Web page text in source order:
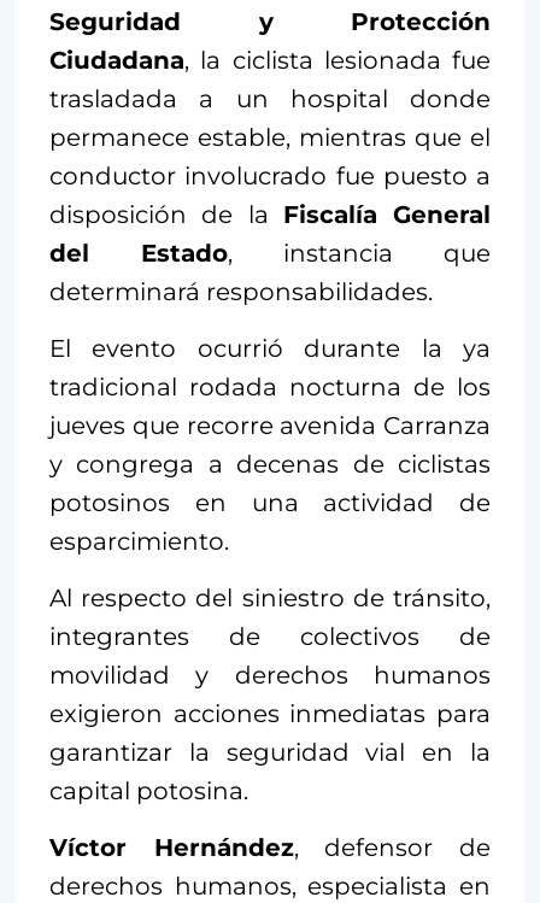
Seguridad y Protección
Ciudadana, la ciclista lesionada fue
trasladada a un hospital donde
permanece estable, mientras que el
conductor involucrado fue puesto a
disposición de la Fiscalía General
del Estado, instancia que
determinará responsabilidades.
El evento ocurrió durante la ya
tradicional rodada nocturna de los
jueves que recorre avenida Carranza
y congrega a decenas de ciclistas
potosinos en una actividad de
esparcimiento.
Al respecto del siniestro de tránsito,
integrantes de colectivos de
movilidad y derechos humanos
exigieron acciones inmediatas para
garantizar la seguridad vial en la
capital potosina.
Víctor Hernández, defensor de
derechos humanos, especialista en